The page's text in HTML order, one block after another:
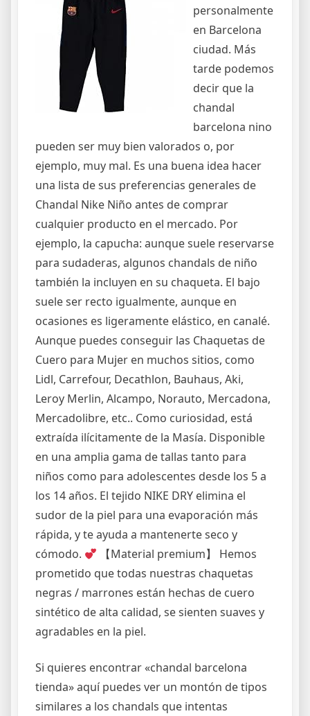
personalmente
en Barcelona
ciudad. Más
tarde podemos
decir que la
chandal
barcelona nino
pueden ser muy bien valorados o, por
ejemplo, muy mal. Es una buena idea hacer
una lista de sus preferencias generales de
Chandal Nike Niño antes de comprar
cualquier producto en el mercado. Por
ejemplo, la capucha: aunque suele reservarse
para sudaderas, algunos chandals de niño
también la incluyen en su chaqueta. El bajo
suele ser recto igualmente, aunque en
ocasiones es ligeramente elástico, en canalé.
Aunque puedes conseguir las Chaquetas de
Cuero para Mujer en muchos sitios, como
Lidl, Carrefour, Decathlon, Bauhaus, Aki,
Leroy Merlin, Alcampo, Norauto, Mercadona,
Mercadolibre, etc.. Como curiosidad, está
extraída ilícitamente de la Masía. Disponible
en una amplia gama de tallas tanto para
niños como para adolescentes desde los 5 a
los 14 años. El tejido NIKE DRY elimina el
sudor de la piel para una evaporación más
rápida, y te ayuda a mantenerte seco y
cómodo.
【Material premium】 Hemos
prometido que todas nuestras chaquetas
negras / marrones están hechas de cuero
sintético de alta calidad, se sienten suaves y
agradables en la piel.
Si quieres encontrar «chandal barcelona
tienda» aquí puedes ver un montón de tipos
similares a los chandals que intentas